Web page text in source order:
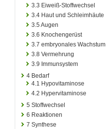
3.3 Eiweiß-Stoffwechsel
3.4 Haut und Schleimhäute
3.5 Augen
3.6 Knochengerüst
3.7 embryonales Wachstum
3.8 Vermehrung
3.9 Immunsystem
4 Bedarf
4.1 Hypovitaminose
4.2 Hypervitaminose
5 Stoffwechsel
6 Reaktionen
7 Synthese